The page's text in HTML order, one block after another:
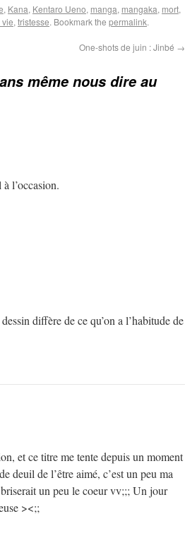
, Kana, Kentaro Ueno, manga, mangaka, mort,
, tristesse. Bookmark the permalink.
One-shots de juin : Jinbé →
même nous dire au
l’occasion.
diffère de ce qu’on a l’habitude de
et ce titre me tente depuis un moment
deuil de l’être aimé, c’est un peu ma
un peu le coeur vv;;; Un jour
><;;